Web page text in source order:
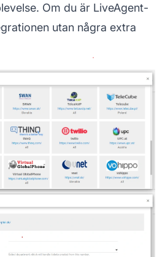
Om du är LiveAgent-
utan några extra